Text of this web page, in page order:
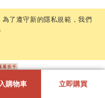
為了遵守新的隱私規範，我們
$29,990 $32,990
入
購物車 立即購買
+